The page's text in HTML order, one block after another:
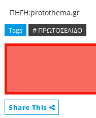
ΠΗΓΗ:protothema.gr
Tags # ΠΡΩΤΟΣΕΛΙΔΟ
Share This